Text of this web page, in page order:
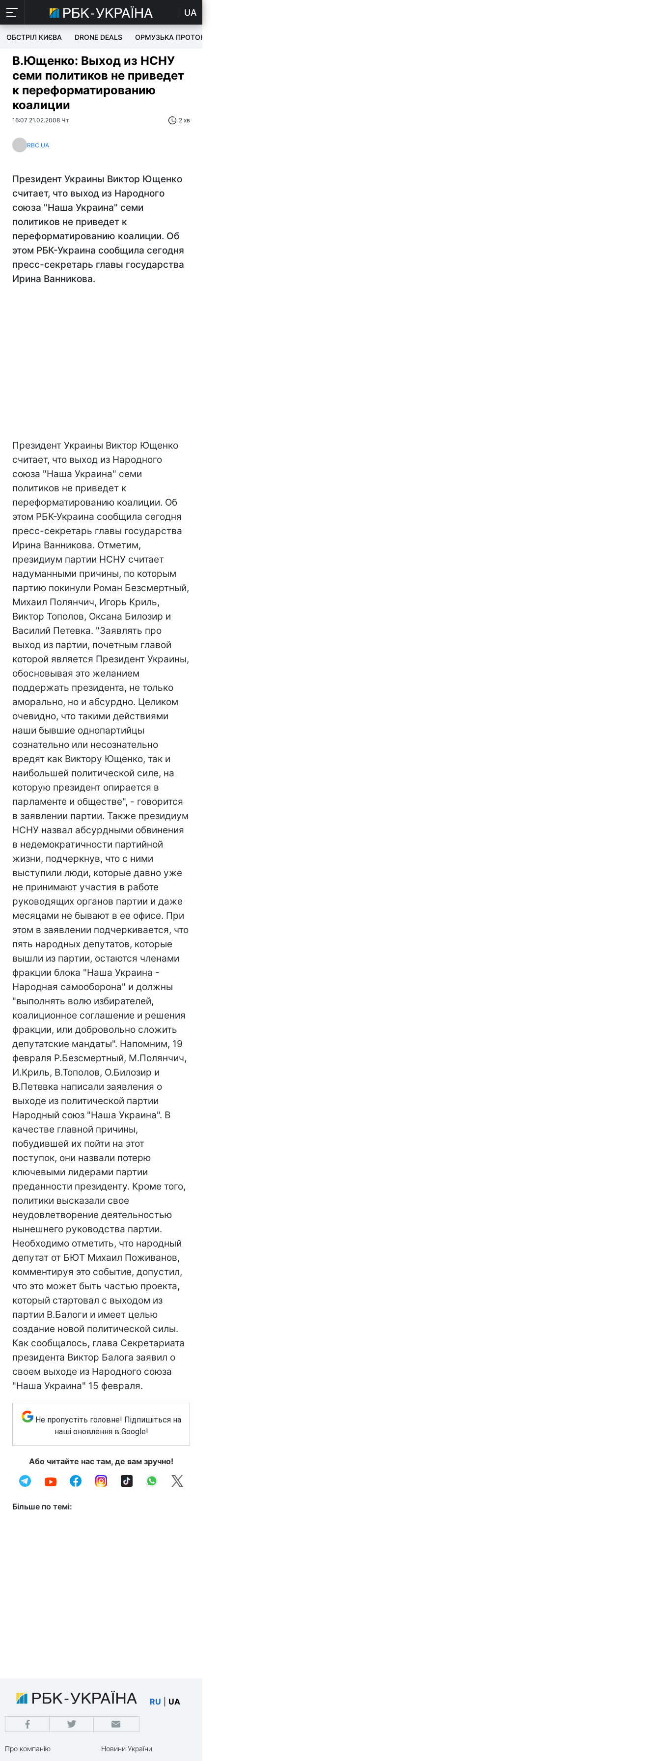
UA
ОБСТРІЛ КИЄВА DRONE DEALS ОРМУЗЬКА ПРОТОКА
В.Ющенко: Выход из НСНУ
семи политиков не приведет
к переформатированию
коалиции
16:07 21.02.2008 Чт 2 хв
RBC.UA
Президент Украины Виктор Ющенко
считает, что выход из Народного
союза "Наша Украина" семи
политиков не приведет к
переформатированию коалиции. Об
этом РБК-Украина сообщила сегодня
пресс-секретарь главы государства
Ирина Ванникова.
Президент Украины Виктор Ющенко
считает, что выход из Народного
союза "Наша Украина" семи
политиков не приведет к
переформатированию коалиции. Об
этом РБК-Украина сообщила сегодня
пресс-секретарь главы государства
Ирина Ванникова. Отметим,
президиум партии НСНУ считает
надуманными причины, по которым
партию покинули Роман Безсмертный,
Михаил Полянчич, Игорь Криль,
Виктор Тополов, Оксана Билозир и
Василий Петевка. "Заявлять про
выход из партии, почетным главой
которой является Президент Украины,
обосновывая это желанием
поддержать президента, не только
аморально, но и абсурдно. Целиком
очевидно, что такими действиями
наши бывшие однопартийцы
сознательно или несознательно
вредят как Виктору Ющенко, так и
наибольшей политической силе, на
которую президент опирается в
парламенте и обществе", - говорится
в заявлении партии. Также президиум
НСНУ назвал абсурдными обвинения
в недемократичности партийной
жизни, подчеркнув, что с ними
выступили люди, которые давно уже
не принимают участия в работе
руководящих органов партии и даже
месяцами не бывают в ее офисе. При
этом в заявлении подчеркивается, что
пять народных депутатов, которые
вышли из партии, остаются членами
фракции блока "Наша Украина -
Народная самооборона" и должны
"выполнять волю избирателей,
коалиционное соглашение и решения
фракции, или добровольно сложить
депутатские мандаты". Напомним, 19
февраля Р.Безсмертный, М.Полянчич,
И.Криль, В.Тополов, О.Билозир и
В.Петевка написали заявления о
выходе из политической партии
Народный союз "Наша Украина". В
качестве главной причины,
побудившей их пойти на этот
поступок, они назвали потерю
ключевыми лидерами партии
преданности президенту. Кроме того,
политики высказали свое
неудовлетворение деятельностью
нынешнего руководства партии.
Необходимо отметить, что народный
депутат от БЮТ Михаил Поживанов,
комментируя это событие, допустил,
что это может быть частью проекта,
который стартовал с выходом из
партии В.Балоги и имеет целью
создание новой политической силы.
Как сообщалось, глава Секретариата
президента Виктор Балога заявил о
своем выходе из Народного союза
"Наша Украина" 15 февраля.
Не пропустіть головне! Підпишіться на
наші оновлення в Google!
Або читайте нас там, де вам зручно!
Більше по темі:
RU UA
Про компанію
Новини України